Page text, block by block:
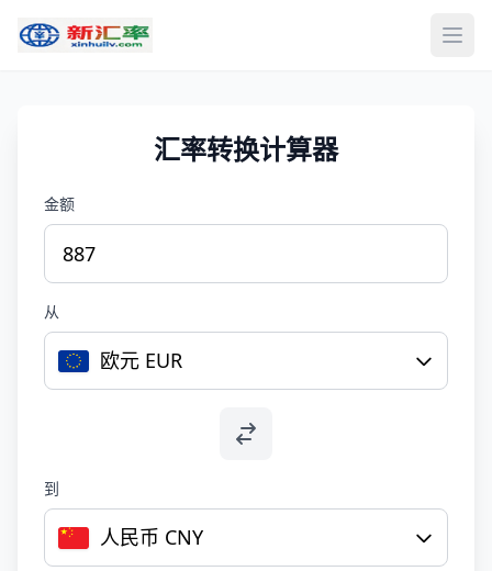
打开
汇率转换计算器
金额
从
欧元 EUR
到
人民币 CNY